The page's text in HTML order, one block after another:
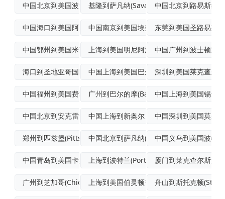
中国北京到美国波士顿(Boston)航空基隆到萨凡纳(Savannah)海洋运输
中国北京到路易斯维
中国海口到美国阿瑟港(PortArthu中国南京到美国埃弗格雷斯港(PortEv
东莞到美国圣路易斯
中国鄂州到美国米苏拉(Missoula)上海到美国明尼阿波利斯(Minneapo
中国广州到波士顿跨
海口到圣地亚哥国际空运中国上海到美国巴尔的摩(Baltimor
深圳到美国莱克查尔
中国福州到美国费城国际快递广州到巴尔的摩(Baltimore)空运
中国上海到美国锡达
中国北京到安克雷奇(Anchorage)中国上海到新奥尔良(NewOrleans
中国深圳到美国莫尔
郑州到匹兹堡(Pittsburgh)优先中国北京到萨凡纳(Savannah)经济
中国义乌到美国波特
中国青岛到美国卡斯珀(Casper)空运上海到波特兰(Portland)航空货运
厦门到莱克查尔斯海运
广州到芝加哥(Chicago)飞机运输上海到美国伯灵顿普货空运舟山到斯托克顿